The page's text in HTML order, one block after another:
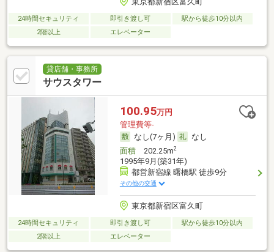
24時間セキュリティ 即引き渡し可
駅から徒歩10分以内
2階以上
エレベーター
貸店舗・事務所
サウスタワー
100.95万円
管理費等-
なし(7ヶ月)
なし
面積202.25m2
1995年9月(築31年)
都営新宿線 曙橋駅 徒歩9分
その他の交通
東京都新宿区富久町
24時間セキュリティ 即引き渡し可
駅から徒歩10分以内
2階以上
エレベーター